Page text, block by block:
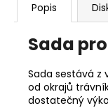
Popis
Sada
Sada sestává z
od okrajů
dostatečný